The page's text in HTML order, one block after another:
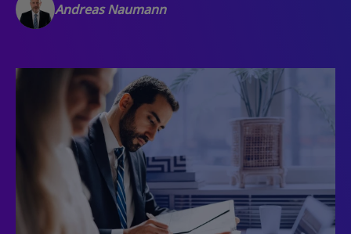
Andreas Naumann